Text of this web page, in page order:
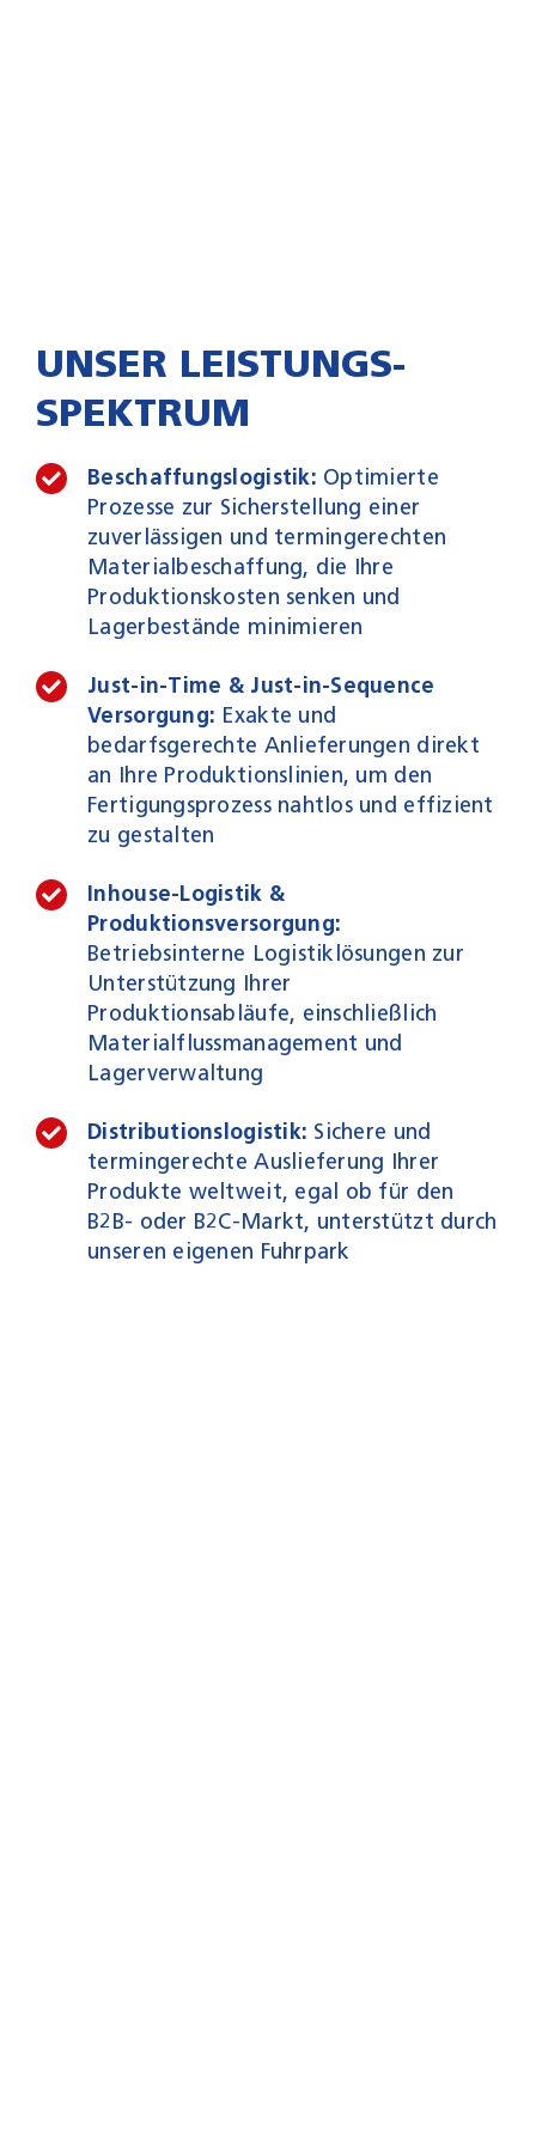
UNSER LEISTUNGS­
SPEKTRUM
Beschaffungslogistik: Optimierte
Prozesse zur Sicherstellung einer
zuverlässigen und termingerechten
Materialbeschaffung, die Ihre
Produktionskosten senken und
Lagerbestände minimieren
Just-in-Time & Just-in-Sequence
Versorgung: Exakte und
bedarfsgerechte Anlieferungen direkt
an Ihre Produktionslinien, um den
Fertigungsprozess nahtlos und effizient
zu gestalten
Inhouse-Logistik &
Produktionsversorgung:
Betriebsinterne Logistiklösungen zur
Unterstützung Ihrer
Produktionsabläufe, einschließlich
Materialflussmanagement und
Lagerverwaltung
Distributionslogistik: Sichere und
termingerechte Auslieferung Ihrer
Produkte weltweit, egal ob für den
B2B- oder B2C-Markt, unterstützt durch
unseren eigenen Fuhrpark